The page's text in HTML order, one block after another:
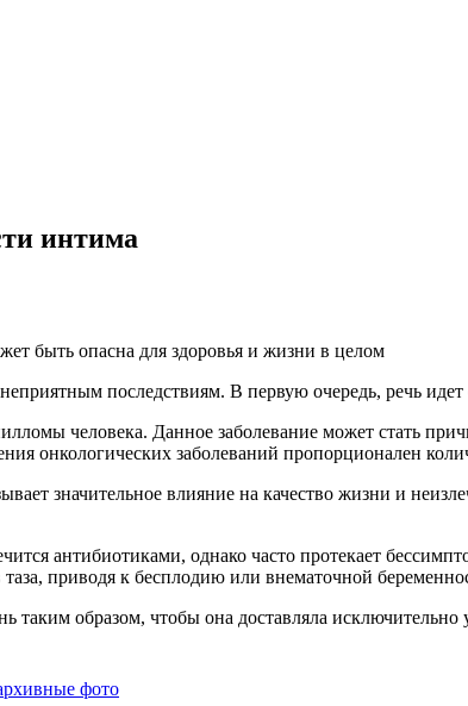
интима
быть опасна для здоровья и жизни в целом
последствиям. В первую очередь, речь
человека. Данное заболевание может стать
онкологических заболеваний пропорционален
значительное влияние на качество жизни и
антибиотиками, однако часто протекает
приводя к бесплодию или внематочной
образом, чтобы она доставляла
фото